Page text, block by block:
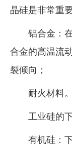
晶硅是非常重
铝合金：
合金的高温流
裂倾向；
耐火材料。
工业硅的
有机硅：